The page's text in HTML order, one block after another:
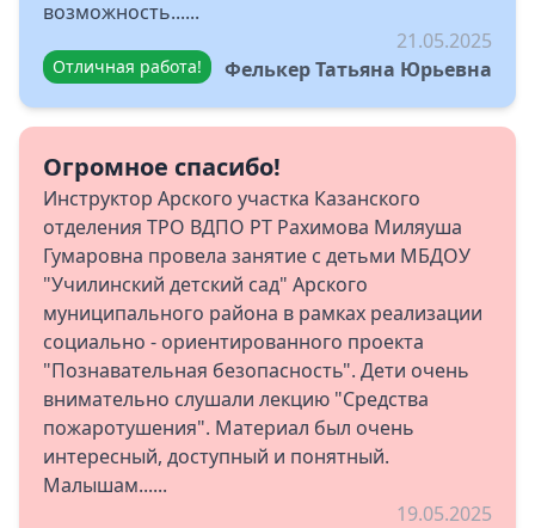
возможность......
Отличная работа!
21.05.2025
Фелькер Татьяна Юрьевна
Огромное спасибо!
Инструктор Арского участка Казанского
отделения ТРО ВДПО РТ Рахимова Миляуша
Гумаровна провела занятие с детьми МБДОУ
"Училинский детский сад" Арского
муниципального района в рамках реализации
социально - ориентированного проекта
"Познавательная безопасность". Дети очень
внимательно слушали лекцию "Средства
пожаротушения". Материал был очень
интересный, доступный и понятный.
Малышам......
19.05.2025